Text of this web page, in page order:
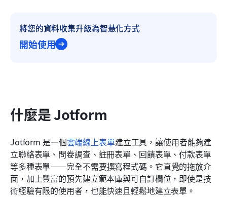
將您的資料收集升級為智慧化方式
開始使用
什麼是 Jotform
Jotform 是一個雲端線上表單建立工具，讓使用者能夠建
立聯絡表單、問卷調查、註冊表單、回饋表單、付款表單
等多種表單——完全不需要撰寫程式碼。它直覺的拖放介
面，加上豐富的預先建立範本庫與可自訂欄位，即使是技
術經驗有限的使用者，也能快速且輕鬆地建立表單。